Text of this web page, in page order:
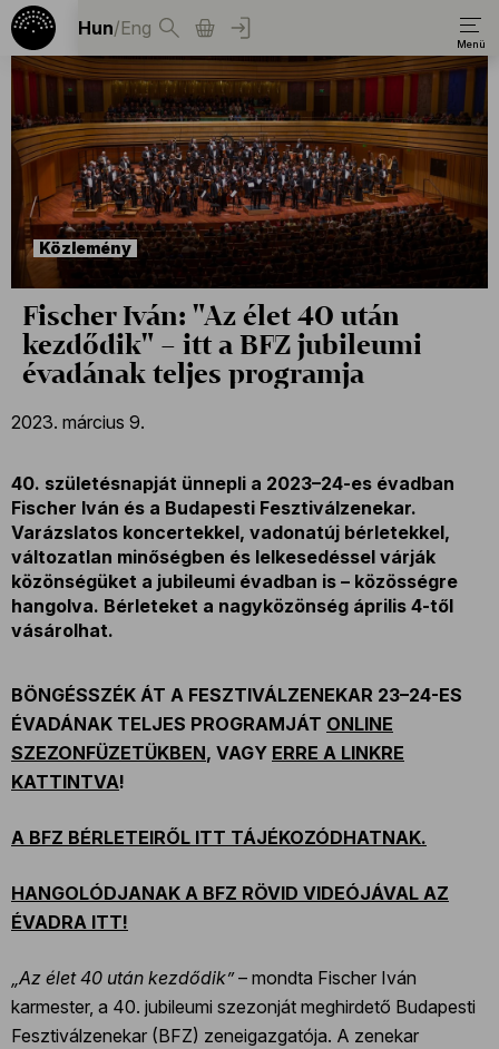
Hun/Eng
Közlemény
Fischer Iván: "Az élet 40 után
kezdődik" – itt a BFZ jubileumi
évadának teljes programja
2023. március 9.
40. születésnapját ünnepli a 2023–24-es évadban
Fischer Iván és a Budapesti Fesztiválzenekar.
Varázslatos koncertekkel, vadonatúj bérletekkel,
változatlan minőségben és lelkesedéssel várják
közönségüket a jubileumi évadban is – közösségre
hangolva. Bérleteket a nagyközönség április 4-től
vásárolhat.
BÖNGÉSSZÉK ÁT A FESZTIVÁLZENEKAR 23–24-ES
ÉVADÁNAK TELJES PROGRAMJÁT ONLINE
SZEZONFÜZETÜKBEN, VAGY ERRE A LINKRE
KATTINTVA!
A BFZ BÉRLETEIRŐL ITT TÁJÉKOZÓDHATNAK.
HANGOLÓDJANAK A BFZ RÖVID VIDEÓJÁVAL AZ
ÉVADRA ITT!
„Az élet 40 után kezdődik”– mondta Fischer Iván
karmester, a 40. jubileumi szezonját meghirdető Budapesti
Fesztiválzenekar (BFZ) zeneigazgatója. A zenekar